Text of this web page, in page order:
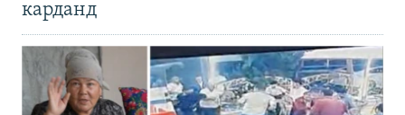
карданд